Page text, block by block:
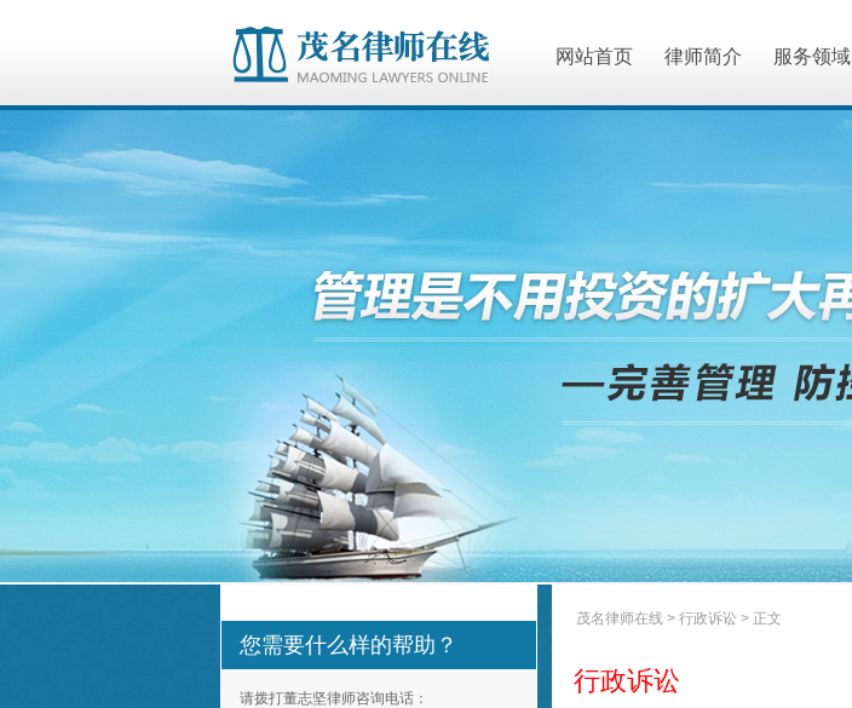
网站首页 律师简介 服务领域
您需要什么样的帮助？
请拨打董志坚律师咨询电话：
茂名律师在线 > 行政诉讼 > 正文
行政诉讼